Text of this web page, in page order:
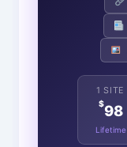
1 SITE
$98
Lifetime